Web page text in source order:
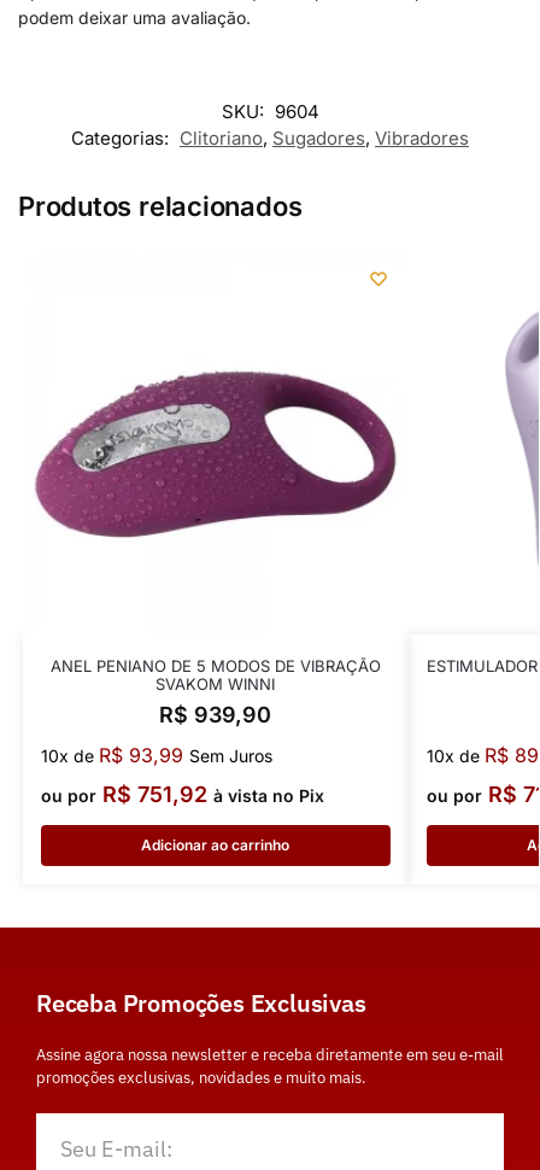
podem deixar uma avaliação.
SKU: 9604
Categorias: Clitoriano, Sugadores, Vibradores
Produtos relacionados
ANEL PENIANO DE 5 MODOS DE VIBRAÇÃO
SVAKOM WINNI
R$ 939,90
10x de R$93,99 Sem Juros
ou por R$ 751,92 à vista no Pix
Adicionar ao carrinho
10x de R$
ou por R$
Receba Promoções Exclusivas
Assine agora nossa newsletter e receba diretamente em seu e-mail
promoções exclusivas, novidades e muito mais.